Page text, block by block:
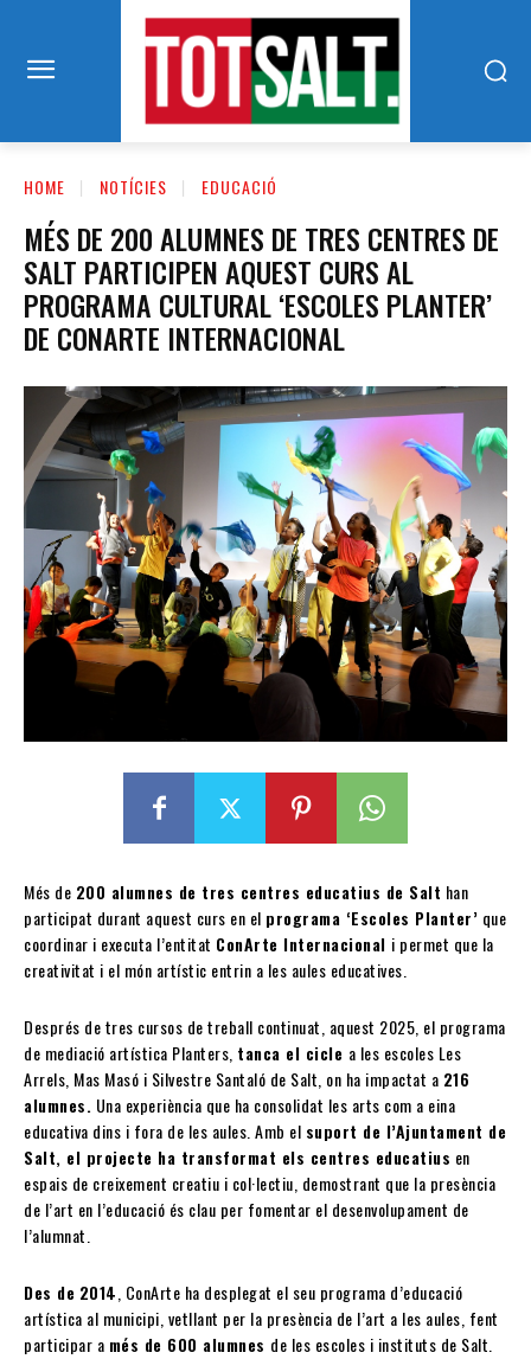
HOME NOTÍCIES EDUCACIÓ
MÉS DE 200 ALUMNES DE TRES CENTRES DE
SALT PARTICIPEN AQUEST CURS AL
PROGRAMA CULTURAL ‘ESCOLES PLANTER’
DE CONARTE INTERNACIONAL
Més de 200 alumnes de tres centres educatius de Salt han
participat durant aquest curs en el programa ‘Escoles Planter’ que
coordinar i executa l’entitat ConArte Internacional i permet que la
creativitat i el món artístic entrin a les aules educatives.
Després de tres cursos de treball continuat, aquest 2025, el programa
de mediació artística Planters, tanca el cicle a les escoles Les
Arrels, Mas Masó i Silvestre Santaló de Salt, on ha impactat a 216
alumnes. Una experiència que ha consolidat les arts com a eina
educativa dins i fora de les aules. Amb el suport de l’Ajuntament de
Salt, el projecte ha transformat els centres educatius en
espais de creixement creatiu i col·lectiu, demostrant que la presència
de l’art en l’educació és clau per fomentar el desenvolupament de
l’alumnat.
Des de 2014, ConArte ha desplegat el seu programa d’educació
artística al municipi, vetllant per la presència de l’art a les aules, fent
participar a més de 600 alumnes de les escoles i instituts de Salt.